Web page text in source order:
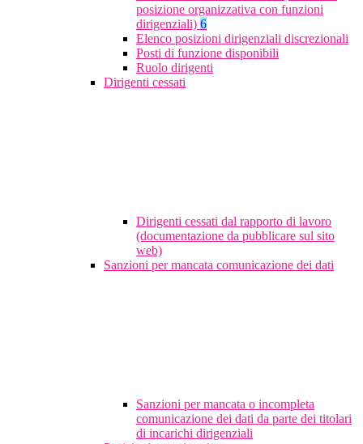
posizione organizzativa con funzioni
dirigenziali) 6
Elenco posizioni dirigenziali discrezionali
Posti di funzione disponibili
Ruolo dirigenti
Dirigenti cessati
Dirigenti cessati dal rapporto di lavoro
(documentazione da pubblicare sul sito
web)
Sanzioni per mancata comunicazione dei dati
Sanzioni per mancata o incompleta
comunicazione dei dati da parte dei titolari
di incarichi dirigenziali